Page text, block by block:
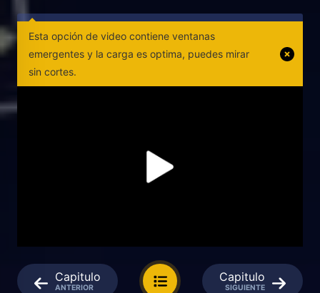
Esta opción de video contiene ventanas
emergentes y la carga es optima, puedes mirar
sin cortes.
Capitulo
ANTERIOR
Capitulo
SIGUIENTE